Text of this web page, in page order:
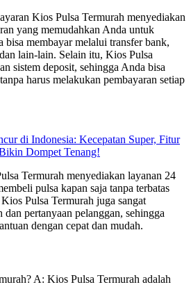
Kios Pulsa Termurah menyediakan
yang memudahkan Anda untuk
bisa membayar melalui transfer bank,
lain-lain. Selain itu, Kios Pulsa
sistem deposit, sehingga Anda bisa
harus melakukan pembayaran setiap
di Indonesia: Kecepatan Super, Fitur
Dompet Tenang!
Termurah menyediakan layanan 24
pulsa kapan saja tanpa terbatas
Pulsa Termurah juga sangat
pertanyaan pelanggan, sehingga
dengan cepat dan mudah.
A: Kios Pulsa Termurah adalah